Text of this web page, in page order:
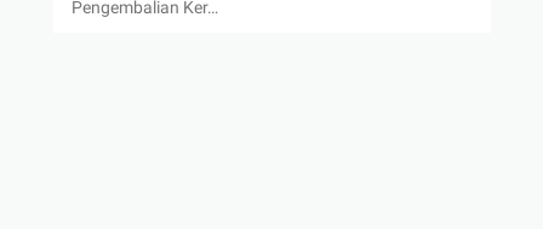
Pengembalian Ker…